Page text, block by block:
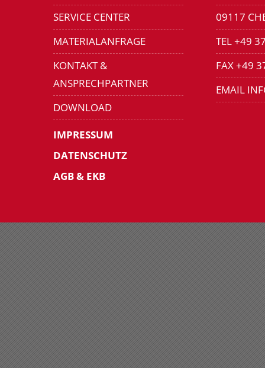
SERVICE CENTER
MATERIALANFRAGE
KONTAKT &
ANSPRECHPARTNER
DOWNLOAD
IMPRESSUM
DATENSCHUTZ
AGB & EKB
09117
TEL +49
FAX +49
EMAIL